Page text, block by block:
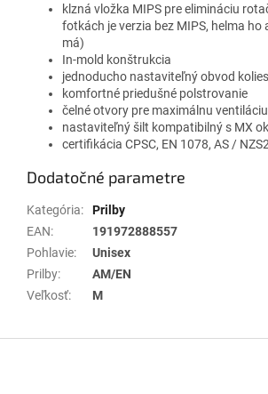
klzná vložka MIPS pre elimináciu
fotkách je verzia bez MIPS, helma ho
má)
In-mold konštrukcia
jednoducho nastaviteľný obvod
komfortné priedušné polstrovanie
čelné otvory pre maximálnu ventiláciu
nastaviteľný šilt kompatibilný s MX
certifikácia CPSC, EN 1078, AS /
Dodatočné parametre
Kategória:
Prilby
EAN:
191972888557
Pohlavie:
Unisex
Prilby:
AM/EN
Veľkosť: M